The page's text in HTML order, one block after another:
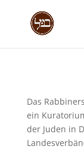
Das
ein
der Juden in